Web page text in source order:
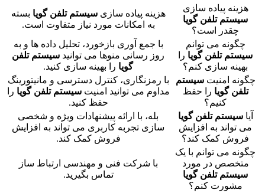
هزینه پیاده سازی
سیستم تلفن گویا
چقدر است؟
هزینه پیاده سازیسیستم تلفن گویا بسته
به امکانات مورد نیاز متفاوت است.
چگونه می توانم
سیستم تلفن گویا را
بهینه سازی کنم؟
با جمع آوری بازخورد، تحلیل داده ها و به
روز رسانی منوها می توانید سیستم تلفن
گویا را بهینه سازی کنید.
چگونه امنیتسیستم
تلفن گویا را حفظ
کنیم؟
با رمزنگاری، کنترل دسترسی و مانیتورینگ
مداوم می توانید امنیتسیستم تلفن گویا را
حفظ کنید.
آیاسیستم تلفن گویا
می تواند به افزایش
فروش کمک کند؟
بله، با ارائه پیشنهادات ویژه و شخصی
سازی تجربه کاربری می تواند به افزایش
فروش کمک کند.
چگونه می توانم با یک
متخصص در مورد
سیستم تلفن گویا
مشورت کنم؟
با شرکت فنی و مهندسی ارتباط ساز
تماس بگیرید.